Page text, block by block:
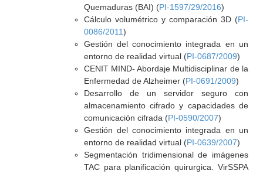
Quemaduras (BAI) (PI-1597/29/2016)
Cálculo volumétrico y comparación 3D (PI-
0086/2011)
Gestión del conocimiento integrada en un
entorno de realidad virtual (PI-0687/2009)
CENIT MIND- Abordaje Multidisciplinar de la
Enfermedad de Alzheimer (PI-0691/2009)
Desarrollo de un servidor seguro con
almacenamiento cifrado y capacidades de
comunicación cifrada (PI-0590/2007)
Gestión del conocimiento integrada en un
entorno de realidad virtual (PI-0639/2007)
Segmentación tridimensional de imágenes
TAC para planificación quirurgica. VirSSPA